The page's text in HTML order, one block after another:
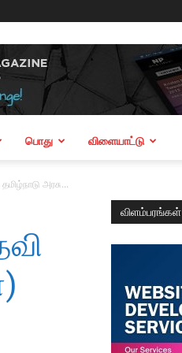
பொது விளையாட்டு
அரசு...
விளம்பரங்கள்